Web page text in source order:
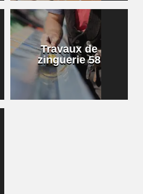
Travaux de
zinguerie 58